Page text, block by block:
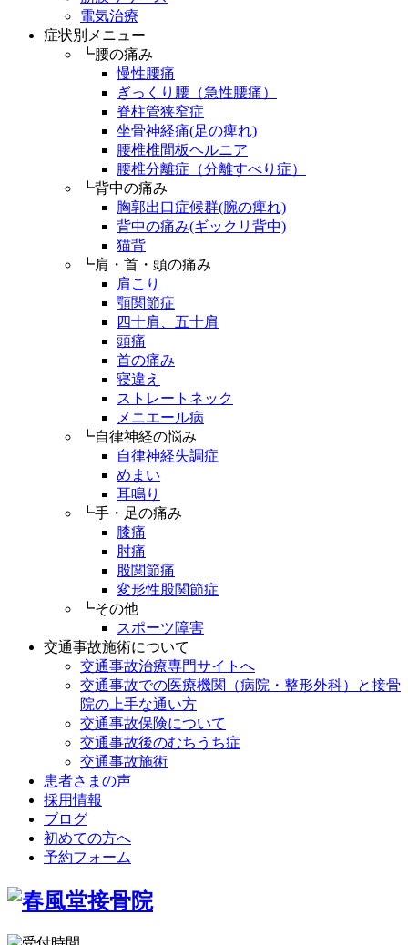
電気治療
症状別メニュー
┗腰の痛み
慢性腰痛
ぎっくり腰（急性腰痛）
脊柱管狭窄症
坐骨神経痛(足の痺れ)
腰椎椎間板ヘルニア
腰椎分離症（分離すべり症）
┗背中の痛み
胸郭出口症候群(腕の痺れ)
背中の痛み(ギックリ背中)
猫背
┗肩・首・頭の痛み
肩こり
顎関節症
四十肩、五十肩
頭痛
首の痛み
寝違え
ストレートネック
メニエール病
┗自律神経の悩み
自律神経失調症
めまい
耳鳴り
┗手・足の痛み
膝痛
肘痛
股関節痛
変形性股関節症
┗その他
スポーツ障害
交通事故施術について
交通事故治療専門サイトへ
交通事故での医療機関（病院・整形外科）と接骨
院の上手な通い方
交通事故保険について
交通事故後のむちうち症
交通事故施術
患者さまの声
採用情報
ブログ
初めての方へ
予約フォーム